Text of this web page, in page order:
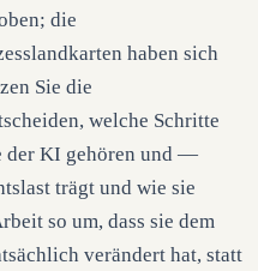
die
haben sich
Sie die
welche Schritte
der KI gehören und —
trägt und wie sie
so um, dass sie dem
verändert hat, statt